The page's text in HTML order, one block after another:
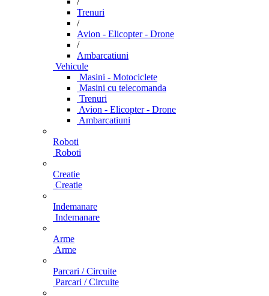
Trenuri
/
Avion - Elicopter - Drone
/
Ambarcatiuni
Vehicule
Masini - Motociclete
Masini cu telecomanda
Trenuri
Avion - Elicopter - Drone
Ambarcatiuni
Roboti
Roboti
Creatie
Creatie
Indemanare
Indemanare
Arme
Arme
Parcari / Circuite
Parcari / Circuite